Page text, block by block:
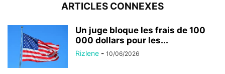
ARTICLES CONNEXES
Un juge bloque les frais de 100
000 dollars pour les...
Rizlene - 10/06/2026